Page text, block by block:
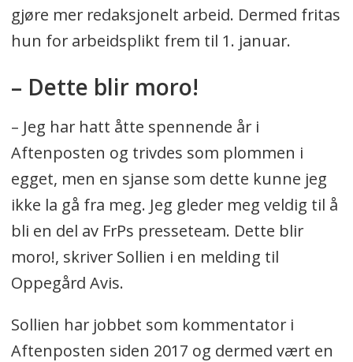
gjøre mer redaksjonelt arbeid. Dermed fritas
hun for arbeidsplikt frem til 1. januar.
– Dette blir moro!
– Jeg har hatt åtte spennende år i
Aftenposten og trivdes som plommen i
egget, men en sjanse som dette kunne jeg
ikke la gå fra meg. Jeg gleder meg veldig til å
bli en del av FrPs presseteam. Dette blir
moro!, skriver Sollien i en melding til
Oppegård Avis.
Sollien har jobbet som kommentator i
Aftenposten siden 2017 og dermed vært en